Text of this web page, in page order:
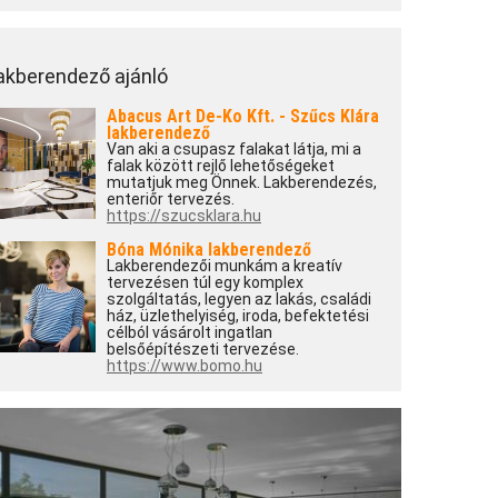
ajánló
Abacus Art De-Ko Kft. - Szűcs Klára
lakberendező
Van aki a csupasz falakat látja, mi a
falak között rejlő lehetőségeket
mutatjuk meg Önnek. Lakberendezés,
enteriőr tervezés.
https://szucsklara.hu
Bóna Mónika lakberendező
Lakberendezői munkám a kreatív
tervezésen túl egy komplex
szolgáltatás, legyen az lakás, családi
ház, üzlethelyiség, iroda, befektetési
célból vásárolt ingatlan
belsőépítészeti tervezése.
https://www.bomo.hu